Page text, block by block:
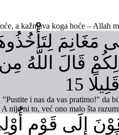
a kažnjava koga hoće – Allah
قَالَ
15
i nas da vas pratimo!"
nije ni to, već ono malo šta
إِلَى قَوْمٍ